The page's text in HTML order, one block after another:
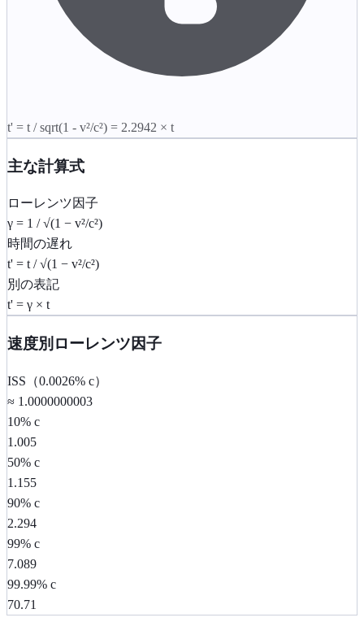
t' = t / sqrt(1 - v²/c²) = 2.2942 × t
主な計算式
ローレンツ因子
γ = 1 / √(1 − v²/c²)
時間の遅れ
t' = t / √(1 − v²/c²)
別の表記
t' = γ × t
速度別ローレンツ因子
ISS（0.0026% c）
≈ 1.0000000003
10% c
1.005
50% c
1.155
90% c
2.294
99% c
7.089
99.99% c
70.71